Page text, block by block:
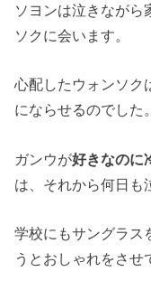
ソヨンは泣きながら
ソクに会います。
心配したウォンソク
にならせるのでした。
ガンウが好きなのに
は、それから何日も
学校にもサングラス
うとおしゃれをさせ